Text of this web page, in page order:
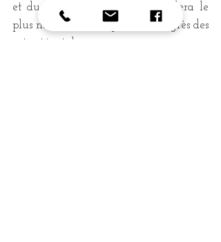
et du projet, la séance se déroulera le
plus naturellement possible, au grès des
activités et de vos envies.